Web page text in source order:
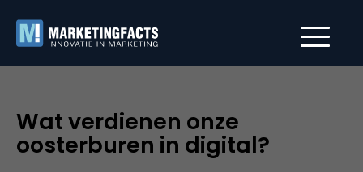
Wat verdienen onze
oosterburen in digital?